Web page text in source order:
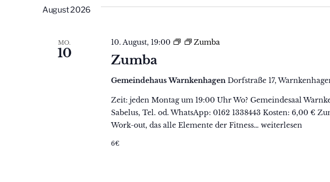
August 2026
MO.
10 Zumba
10. August, 19:00 Zumba
Gemeindehaus Warnkenhagen Dorfstraße 17,
Zeit: jeden Montag um 19:00 Uhr Wo? Gemeindesaal
Sabelus, Tel. od. WhatsApp: 0162 1338443 Kosten: 6,00 €
Work-out, das alle Elemente der Fitness… Zumba
weiterlesen
6€